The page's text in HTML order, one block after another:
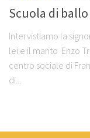
Scuola di
Intervistiamo la
lei e il marito Enzo
centro sociale di
di...